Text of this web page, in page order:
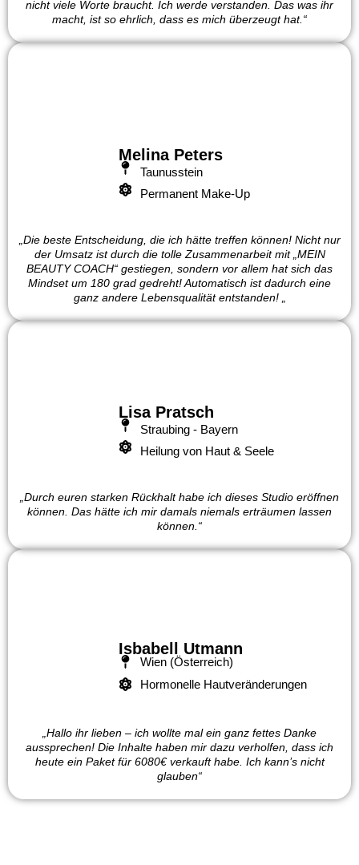
nicht viele Worte braucht. Ich werde verstanden. Das was ihr
macht, ist so ehrlich, dass es mich überzeugt hat.“
Melina Peters
Taunusstein
Permanent Make-Up
„Die beste Entscheidung, die ich hätte treffen können! Nicht nur
der Umsatz ist durch die tolle Zusammenarbeit mit „MEIN
BEAUTY COACH“ gestiegen, sondern vor allem hat sich das
Mindset um 180 grad gedreht! Automatisch ist dadurch eine
ganz andere Lebensqualität entstanden! „
Lisa Pratsch
Straubing - Bayern
Heilung von Haut & Seele
„Durch euren starken Rückhalt habe ich dieses Studio eröffnen
können. Das hätte ich mir damals niemals erträumen lassen
können.“
Isbabell Utmann
Wien (Österreich)
Hormonelle Hautveränderungen
„Hallo ihr lieben – ich wollte mal ein ganz fettes Danke
aussprechen! Die Inhalte haben mir dazu verholfen, dass ich
heute ein Paket für 6080€ verkauft habe. Ich kann’s nicht
glauben“